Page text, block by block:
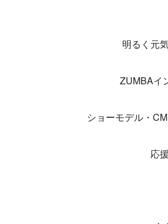
明るく元
ZUMBAイ
ショーモデル・
応